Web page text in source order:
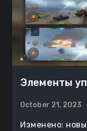
Элементы
October 21, 2023
Изменено: